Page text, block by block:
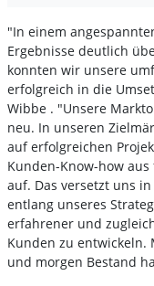
"In einem
Ergebnisse deutlich
konnten wir unsere
erfolgreich in die
Wibbe . "Unsere
neu. In unseren
auf erfolgreichen
Kunden-Know-how
auf. Das versetzt uns
entlang unseres
erfahrener und
Kunden zu entwickeln.
und morgen Bestand